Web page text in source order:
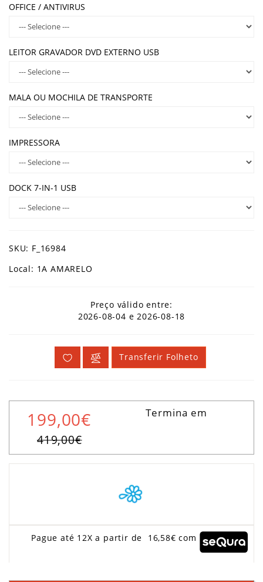
OFFICE / ANTIVIRUS
LEITOR GRAVADOR DVD EXTERNO USB
MALA OU MOCHILA DE TRANSPORTE
IMPRESSORA
DOCK 7-IN-1 USB
SKU: F_16984
Local: 1A AMARELO
Preço válido entre:
2026-08-04 e 2026-08-18
Transferir Folheto
199,00€
419,00€
Termina em
Pague até 12X a partir de 16,58€ com